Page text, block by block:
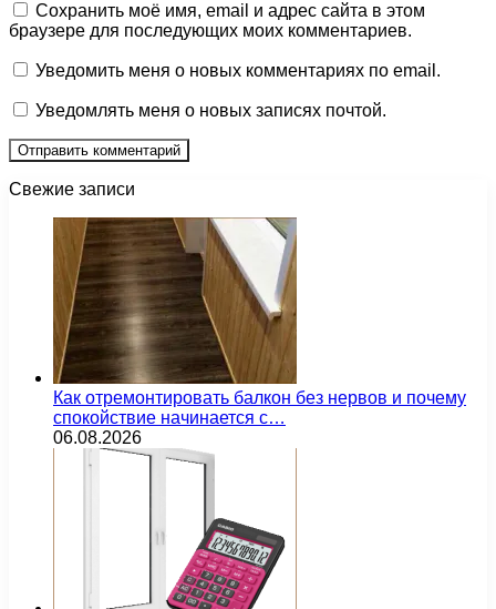
Сохранить моё имя, email и адрес сайта в этом
браузере для последующих моих комментариев.
Уведомить меня о новых комментариях по email.
Уведомлять меня о новых записях почтой.
Свежие записи
Как отремонтировать балкон без нервов и почему
спокойствие начинается с…
06.08.2026